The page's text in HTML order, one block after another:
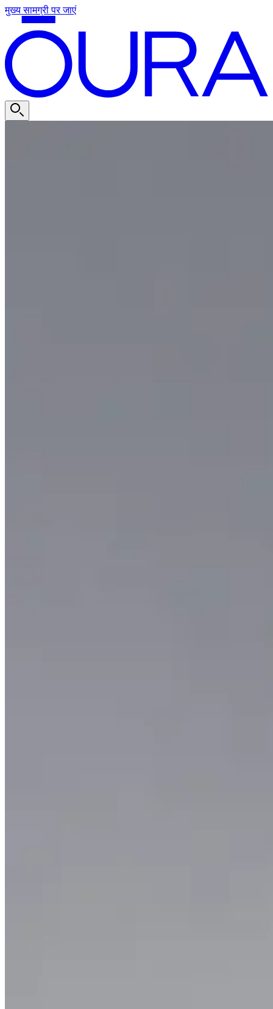
मुख्य सामग्री पर जाएं